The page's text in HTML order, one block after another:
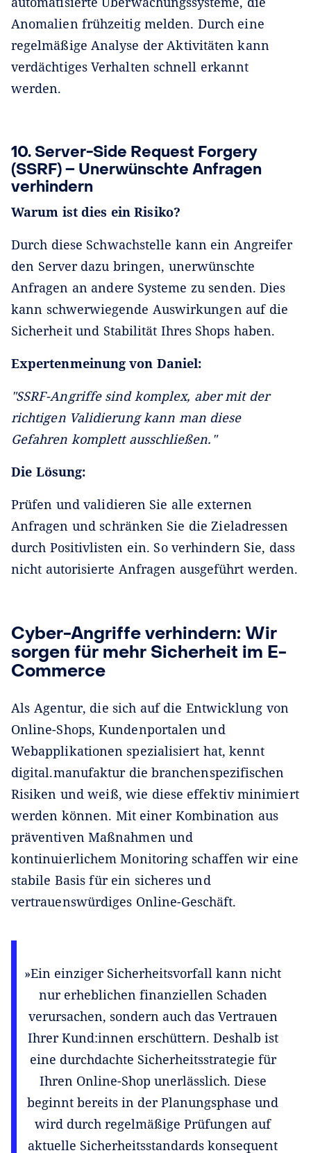
Anomalien frühzeitig melden. Durch eine
regelmäßige Analyse der Aktivitäten kann
verdächtiges Verhalten schnell erkannt
werden.
10. Server-Side Request Forgery
(SSRF) – Unerwünschte Anfragen
verhindern
Warum ist dies ein Risiko?
Durch diese Schwachstelle kann ein Angreifer
den Server dazu bringen, unerwünschte
Anfragen an andere Systeme zu senden. Dies
kann schwerwiegende Auswirkungen auf die
Sicherheit und Stabilität Ihres Shops haben.
Expertenmeinung von Daniel:
"SSRF-Angriffe sind komplex, aber mit der
richtigen Validierung kann man diese
Gefahren komplett ausschließen."
Die Lösung:
Prüfen und validieren Sie alle externen
Anfragen und schränken Sie die Zieladressen
durch Positivlisten ein. So verhindern Sie, dass
nicht autorisierte Anfragen ausgeführt werden.
Cyber-Angriffe verhindern: Wir
sorgen für mehr Sicherheit im E-
Commerce
Als Agentur, die sich auf die Entwicklung von
Online-Shops, Kundenportalen und
Webapplikationen spezialisiert hat, kennt
digital.manufaktur die branchenspezifischen
Risiken und weiß, wie diese effektiv minimiert
werden können. Mit einer Kombination aus
präventiven Maßnahmen und
kontinuierlichem Monitoring schaffen wir eine
stabile Basis für ein sicheres und
vertrauenswürdiges Online-Geschäft.
»Ein einziger Sicherheitsvorfall kann nicht
nur erheblichen finanziellen Schaden
verursachen, sondern auch das Vertrauen
Ihrer Kund:innen erschüttern. Deshalb ist
eine durchdachte Sicherheitsstrategie für
Ihren Online-Shop unerlässlich. Diese
beginnt bereits in der Planungsphase und
wird durch regelmäßige Prüfungen auf
aktuelle Sicherheitsstandards konsequent